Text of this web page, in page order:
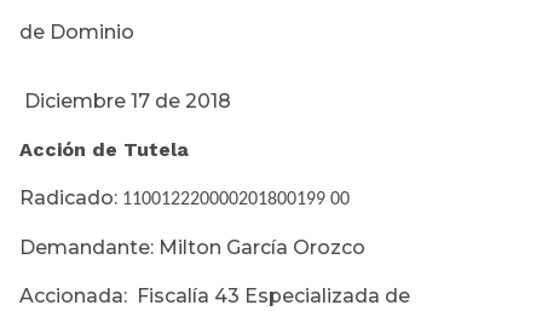
de Dominio
Diciembre 17 de 2018
Acción de Tutela
Radicado: 110012220000201800199 00
Demandante: Milton García Orozco
Accionada: Fiscalía 43 Especializada de